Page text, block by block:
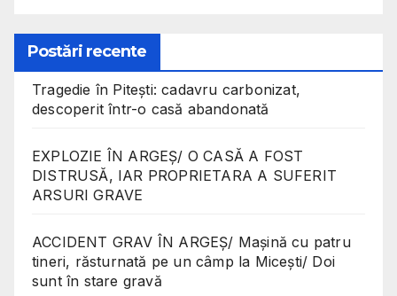
Postări recente
Tragedie în Pitești: cadavru carbonizat,
descoperit într-o casă abandonată
EXPLOZIE ÎN ARGEȘ/ O CASĂ A FOST
DISTRUSĂ, IAR PROPRIETARA A SUFERIT
ARSURI GRAVE
ACCIDENT GRAV ÎN ARGEȘ/ Mașină cu patru
tineri, răsturnată pe un câmp la Micești/ Doi
sunt în stare gravă